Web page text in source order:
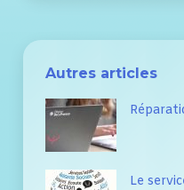
Autres articles
Le